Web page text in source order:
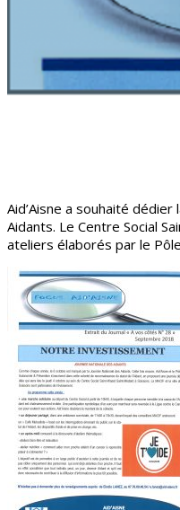
Aid’Aisne a souhaité
Aidants. Le Centre Social
ateliers élaborés par le